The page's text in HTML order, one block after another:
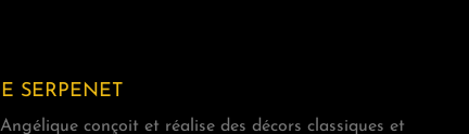
SERPENET
conçoit et réalise des décors classiques et